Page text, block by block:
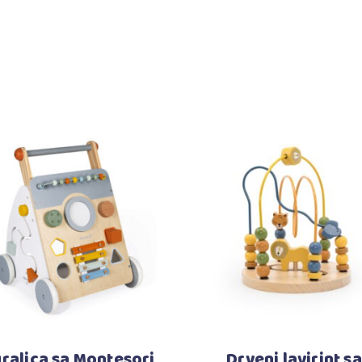
Dodaj u korpu Dodaj u korpu